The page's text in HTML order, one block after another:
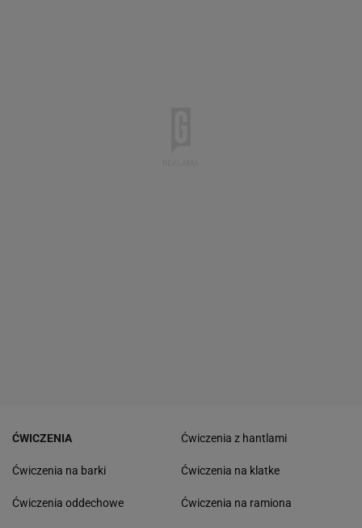
ĆWICZENIA
Ćwiczenia na barki
Ćwiczenia oddechowe
Ćwiczenia z hantlami
Ćwiczenia na klatke
Ćwiczenia na ramiona